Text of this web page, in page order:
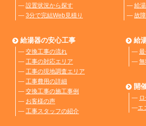
― 設置状況から探す
― 3分で完結Web見積り
― 給
― 故
給湯器の安心工事
― 交換工事の流れ
― 工事の対応エリア
― 工事の現地調査エリア
― 工事費用の詳細
― 交換工事の施工事例
― お客様の声
― 工事スタッフの紹介
給
―
―
開
―
―エ